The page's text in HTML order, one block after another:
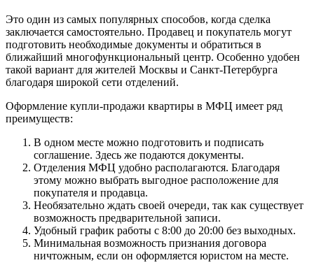
Это один из самых популярных способов, когда сделка
заключается самостоятельно. Продавец и покупатель могут
подготовить необходимые документы и обратиться в
ближайший многофункциональный центр. Особенно удобен
такой вариант для жителей Москвы и Санкт-Петербурга
благодаря широкой сети отделений.
Оформление купли-продажи квартиры в МФЦ имеет ряд
преимуществ:
В одном месте можно подготовить и подписать
соглашение. Здесь же подаются документы.
Отделения МФЦ удобно располагаются. Благодаря
этому можно выбрать выгодное расположение для
покупателя и продавца.
Необязательно ждать своей очереди, так как существует
возможность предварительной записи.
Удобный график работы с 8:00 до 20:00 без выходных.
Минимальная возможность признания договора
ничтожным, если он оформляется юристом на месте.